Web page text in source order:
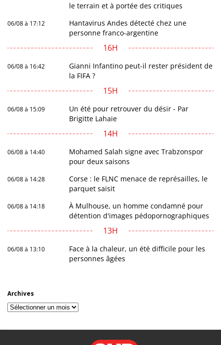
le terrain et à portée des critiques
06/08 à 17:12
Hantavirus Andes détecté chez une
personne franco-argentine
16H
06/08 à 16:42
Gianni Infantino peut-il rester président de
la FIFA ?
15H
06/08 à 15:09
Un été pour retrouver du désir - Par
Brigitte Lahaie
14H
06/08 à 14:40
Mohamed Salah signe avec Trabzonspor
pour deux saisons
06/08 à 14:28
Corse : le FLNC menace de représailles, le
parquet saisit
06/08 à 14:18
À Mulhouse, un homme condamné pour
détention d'images pédopornographiques
13H
06/08 à 13:10
Face à la chaleur, un été difficile pour les
personnes âgées
Archives
Archives